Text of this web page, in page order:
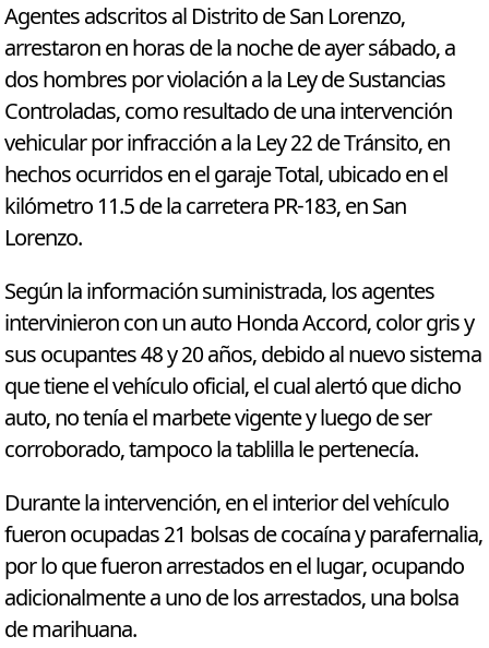
Agentes adscritos al Distrito de San Lorenzo,
arrestaron en horas de la noche de ayer sábado, a
dos hombres por violación a la Ley de Sustancias
Controladas, como resultado de una intervención
vehicular por infracción a la Ley 22 de Tránsito, en
hechos ocurridos en el garaje Total, ubicado en el
kilómetro 11.5 de la carretera PR-183, en San
Lorenzo.
Según la información suministrada, los agentes
intervinieron con un auto Honda Accord, color gris y
sus ocupantes 48 y 20 años, debido al nuevo sistema
que tiene el vehículo oficial, el cual alertó que dicho
auto, no tenía el marbete vigente y luego de ser
corroborado, tampoco la tablilla le pertenecía.
Durante la intervención, en el interior del vehículo
fueron ocupadas 21 bolsas de cocaína y parafernalia,
por lo que fueron arrestados en el lugar, ocupando
adicionalmente a uno de los arrestados, una bolsa
de marihuana.